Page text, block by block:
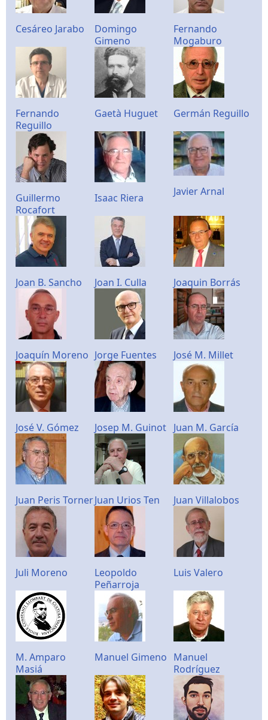
Cesáreo Jarabo
Domingo
Gimeno
Fernando
Mogaburo
Fernando
Reguillo
Gaetà Huguet Germán Reguillo
Guillermo
Rocafort
Isaac Riera Javier Arnal
Joan B. Sancho Joan I. Culla Joaquin Borrás
Joaquín Moreno Jorge Fuentes José M. Millet
José V. Gómez Josep M. Guinot Juan M. García
Juan Peris TornerJuan Urios Ten Juan Villalobos
Juli Moreno
Leopoldo
Peñarroja
Luis Valero
M. Amparo
Masiá
Manuel Gimeno Manuel
Rodríguez